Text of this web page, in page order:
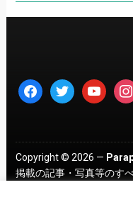
facebooktwitter youtube
Copyright © 2026 —
掲載の記事・写真等のす